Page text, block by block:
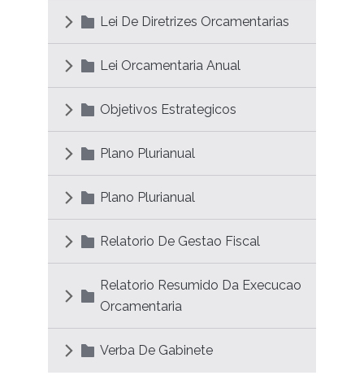
Lei De Diretrizes Orcamentarias
Lei Orcamentaria Anual
Objetivos Estrategicos
Plano Plurianual
Plano Plurianual
Relatorio De Gestao Fiscal
Relatorio Resumido Da Execucao
Orcamentaria
Verba De Gabinete